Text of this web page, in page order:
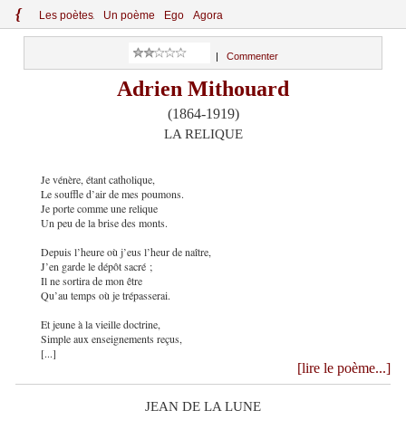
{ Les poètes Un poème Ego Agora
Commenter
Adrien Mithouard
(1864-1919)
LA RELIQUE
Je vénère, étant catholique,
Le souffle d’air de mes poumons.
Je porte comme une relique
Un peu de la brise des monts.
Depuis l’heure où j’eus l’heur de naître,
J’en garde le dépôt sacré ;
Il ne sortira de mon être
Qu’au temps où je trépasserai.
Et jeune à la vieille doctrine,
Simple aux enseignements reçus,
[...]
[lire le poème...]
JEAN DE LA LUNE